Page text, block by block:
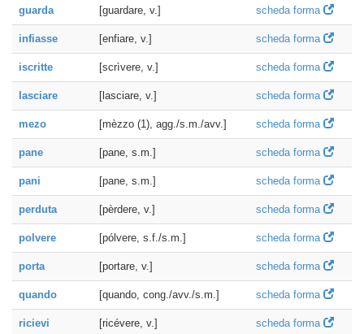
guarda [guardare, v.] scheda forma
infiasse [enfiare, v.] scheda forma
iscritte [scrìvere, v.] scheda forma
lasciare [lasciare, v.] scheda forma
mezo [mèzzo (1), agg./s.m./avv.] scheda forma
pane [pane, s.m.] scheda forma
pani [pane, s.m.] scheda forma
perduta [pèrdere, v.] scheda forma
polvere [pólvere, s.f./s.m.] scheda forma
porta [portare, v.] scheda forma
quando [quando, cong./avv./s.m.] scheda forma
ricievi [ricévere, v.] scheda forma